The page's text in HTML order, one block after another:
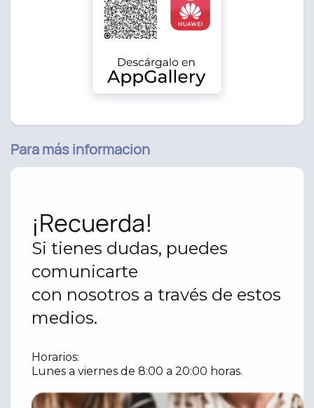
Para más información
¡Recuerda!
Si tienes dudas, puedes
comunicarte
con nosotros a través de estos
medios.
Horarios:
Lunes a viernes de 8:00 a 20:00 horas.